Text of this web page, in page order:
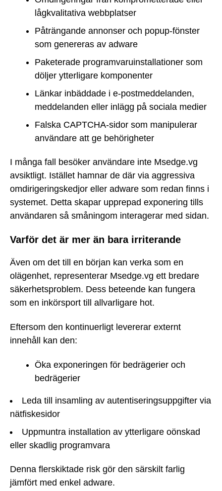
lågkvalitativa webbplatser
Påträngande annonser och popup-fönster
som genereras av adware
Paketerade programvaruinstallationer som
döljer ytterligare komponenter
Länkar inbäddade i e-postmeddelanden,
meddelanden eller inlägg på sociala medier
Falska CAPTCHA-sidor som manipulerar
användare att ge behörigheter
I många fall besöker användare inte Msedge.vg
avsiktligt. Istället hamnar de där via aggressiva
omdirigeringskedjor eller adware som redan finns i
systemet. Detta skapar upprepad exponering tills
användaren så småningom interagerar med sidan.
Varför det är mer än bara irriterande
Även om det till en början kan verka som en
olägenhet, representerar Msedge.vg ett bredare
säkerhetsproblem. Dess beteende kan fungera
som en inkörsport till allvarligare hot.
Eftersom den kontinuerligt levererar externt
innehåll kan den:
Öka exponeringen för bedrägerier och
bedrägerier
Leda till insamling av autentiseringsuppgifter via
nätfiskesidor
Uppmuntra installation av ytterligare oönskad
eller skadlig programvara
Denna flerskiktade risk gör den särskilt farlig
jämfört med enkel adware.